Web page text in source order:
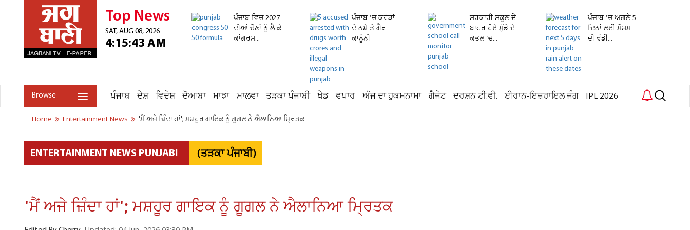
Top News
SAT, AUG 08, 2026
4:15:43 AM
ਪੰਜਾਬ ਵਿਚ 2027
ਦੀਆਂ ਚੋਣਾਂ ਨੂੰ ਲੈ ਕੇ
ਕਾਂਗਰਸ...
ਪੰਜਾਬ 'ਚ ਕਰੋੜਾਂ
ਦੇ ਨਸ਼ੇ ਤੇ ਗੈਰ-
ਕਾਨੂੰਨੀ
ਸਰਕਾਰੀ ਸਕੂਲ ਦੇ
ਬਾਹਰ ਹੋਏ ਮੁੰਡੇ ਦੇ
ਕਤਲ 'ਚ...
ਪੰਜਾਬ 'ਚ ਅਗਲੇ 5
ਦਿਨਾਂ ਲਈ ਮੌਸਮ
ਦੀ ਵੱਡੀ...
Browse ਪੰਜਾਬ ਦੇਸ਼ ਵਿਦੇਸ਼ ਦੋਆਬਾ ਮਾਝਾ ਮਾਲਵਾ ਤੜਕਾ ਪੰਜਾਬੀ ਖੇਡ ਵਪਾਰ ਅੱਜ ਦਾ ਹੁਕਮਨਾਮਾ ਗੈਜੇਟ ਦਰਸ਼ਨ ਟੀ.ਵੀ. ਈਰਾਨ-ਇਜ਼ਰਾਇਲ ਜੰਗ IPL 2026
Home Entertainment News 'ਮੈਂ ਅਜੇ ਜ਼ਿੰਦਾ ਹਾਂ'; ਮਸ਼ਹੂਰ ਗਾਇਕ ਨੂੰ ਗੂਗਲ ਨੇ ਐਲਾਨਿਆ ਮ੍ਰਿਤਕ
ENTERTAINMENT NEWS PUNJABI (ਤੜਕਾ ਪੰਜਾਬੀ)
'ਮੈਂ ਅਜੇ ਜ਼ਿੰਦਾ ਹਾਂ'; ਮਸ਼ਹੂਰ ਗਾਇਕ ਨੂੰ ਗੂਗਲ ਨੇ ਐਲਾਨਿਆ ਮ੍ਰਿਤਕ